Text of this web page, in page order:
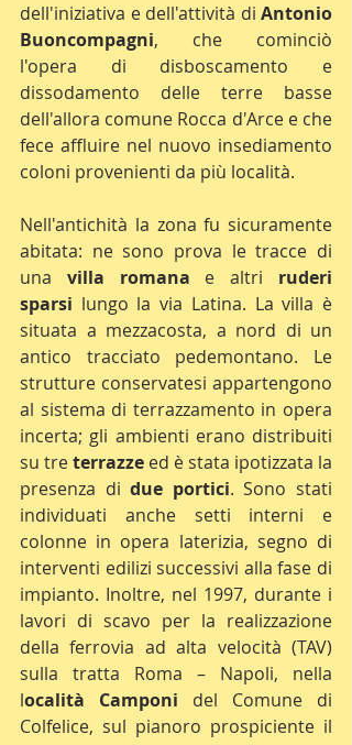
dell'iniziativa e dell'attività di Antonio
Buoncompagni, che cominciò
l'opera di disboscamento e
dissodamento delle terre basse
dell'allora comune Rocca d'Arce e che
fece affluire nel nuovo insediamento
coloni provenienti da più località.
Nell'antichità la zona fu sicuramente
abitata: ne sono prova le tracce di
una villa romana e altri ruderi
sparsi lungo la via Latina. La villa è
situata a mezzacosta, a nord di un
antico tracciato pedemontano. Le
strutture conservatesi appartengono
al sistema di terrazzamento in opera
incerta; gli ambienti erano distribuiti
su tre terrazze ed è stata ipotizzata la
presenza di due portici. Sono stati
individuati anche setti interni e
colonne in opera laterizia, segno di
interventi edilizi successivi alla fase di
impianto. Inoltre, nel 1997, durante i
lavori di scavo per la realizzazione
della ferrovia ad alta velocità (TAV)
sulla tratta Roma – Napoli, nella
località Camponi del Comune di
Colfelice, sul pianoro prospiciente il